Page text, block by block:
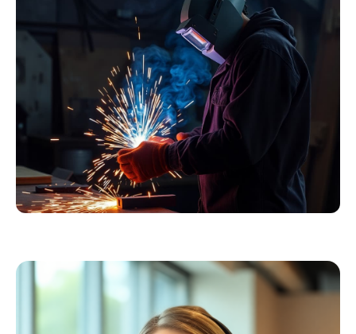
Schweißer
Profiausrüstung
Kollektion ansehen